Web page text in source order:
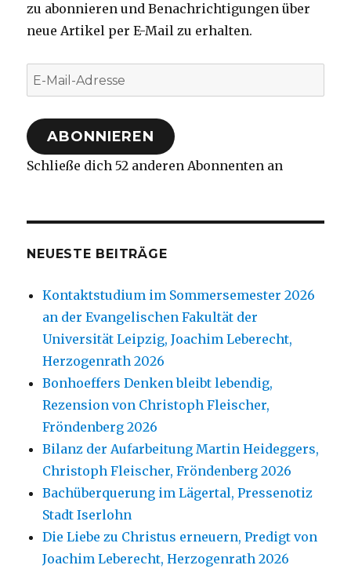
zu abonnieren und Benachrichtigungen über
neue Artikel per E-Mail zu erhalten.
E-
Mail-
Adresse
ABONNIEREN
Schließe dich 52 anderen Abonnenten an
NEUESTE BEITRÄGE
Kontaktstudium im Sommersemester 2026
an der Evangelischen Fakultät der
Universität Leipzig, Joachim Leberecht,
Herzogenrath 2026
Bonhoeffers Denken bleibt lebendig,
Rezension von Christoph Fleischer,
Fröndenberg 2026
Bilanz der Aufarbeitung Martin Heideggers,
Christoph Fleischer, Fröndenberg 2026
Bachüberquerung im Lägertal, Pressenotiz
Stadt Iserlohn
Die Liebe zu Christus erneuern, Predigt von
Joachim Leberecht, Herzogenrath 2026